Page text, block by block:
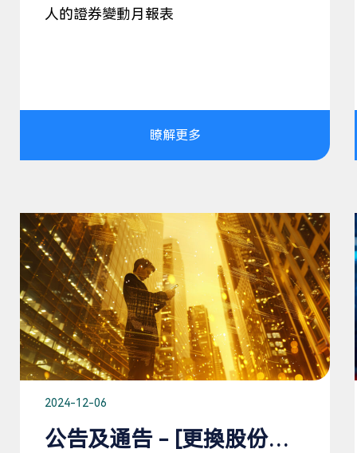
人的證券變動月報表
瞭解更多
2024-12-06
公告及通告 - [更換股份過戶登記處/登記代理]